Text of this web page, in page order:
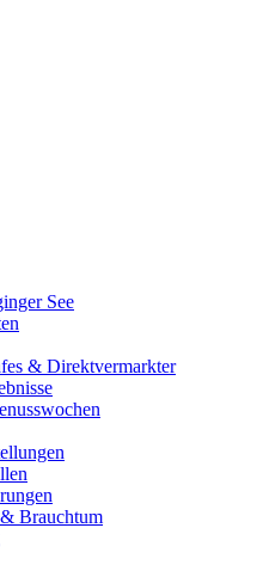
See
& Direktvermarkter
Brauchtum